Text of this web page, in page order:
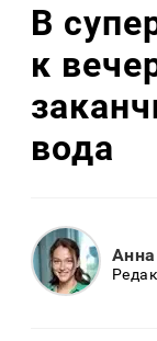
В
к
вода